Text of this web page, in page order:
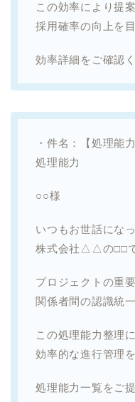
この効率により提
採用確率の向上を
効率詳細をご確認く
・件名：【処理能
処理能力
○○様
いつもお世話にな
株式会社△△の□□で
プロジェクトの重
関係者間の認識統
この処理能力整理
効率的な進行管理
処理能力一覧をご